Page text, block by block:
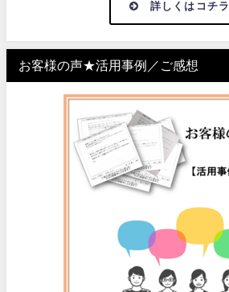
詳しくはコチラ
お客様の声★活用事例／ご感想